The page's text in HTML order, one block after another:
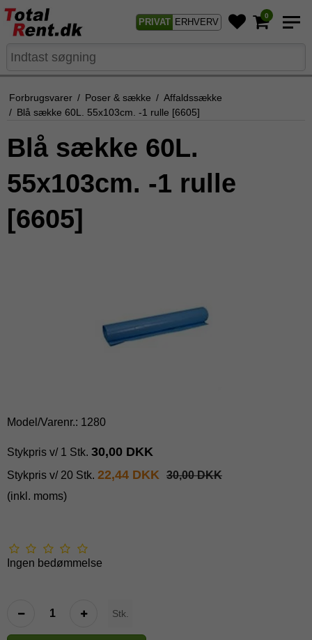
PRIVAT ERHVERV
0
Forbrugsvarer / Poser & sække / Affaldssække
/ Blå sække 60L. 55x103cm. -1 rulle [6605]
Blå sække 60L.
55x103cm. -1 rulle
[6605]
Model/Varenr.: 1280
Stykpris v/ 1 Stk. 30,00 DKK
Stykpris v/ 20 Stk. 22,44 DKK 30,00 DKK
(inkl. moms)
Ingen bedømmelse
Stk.